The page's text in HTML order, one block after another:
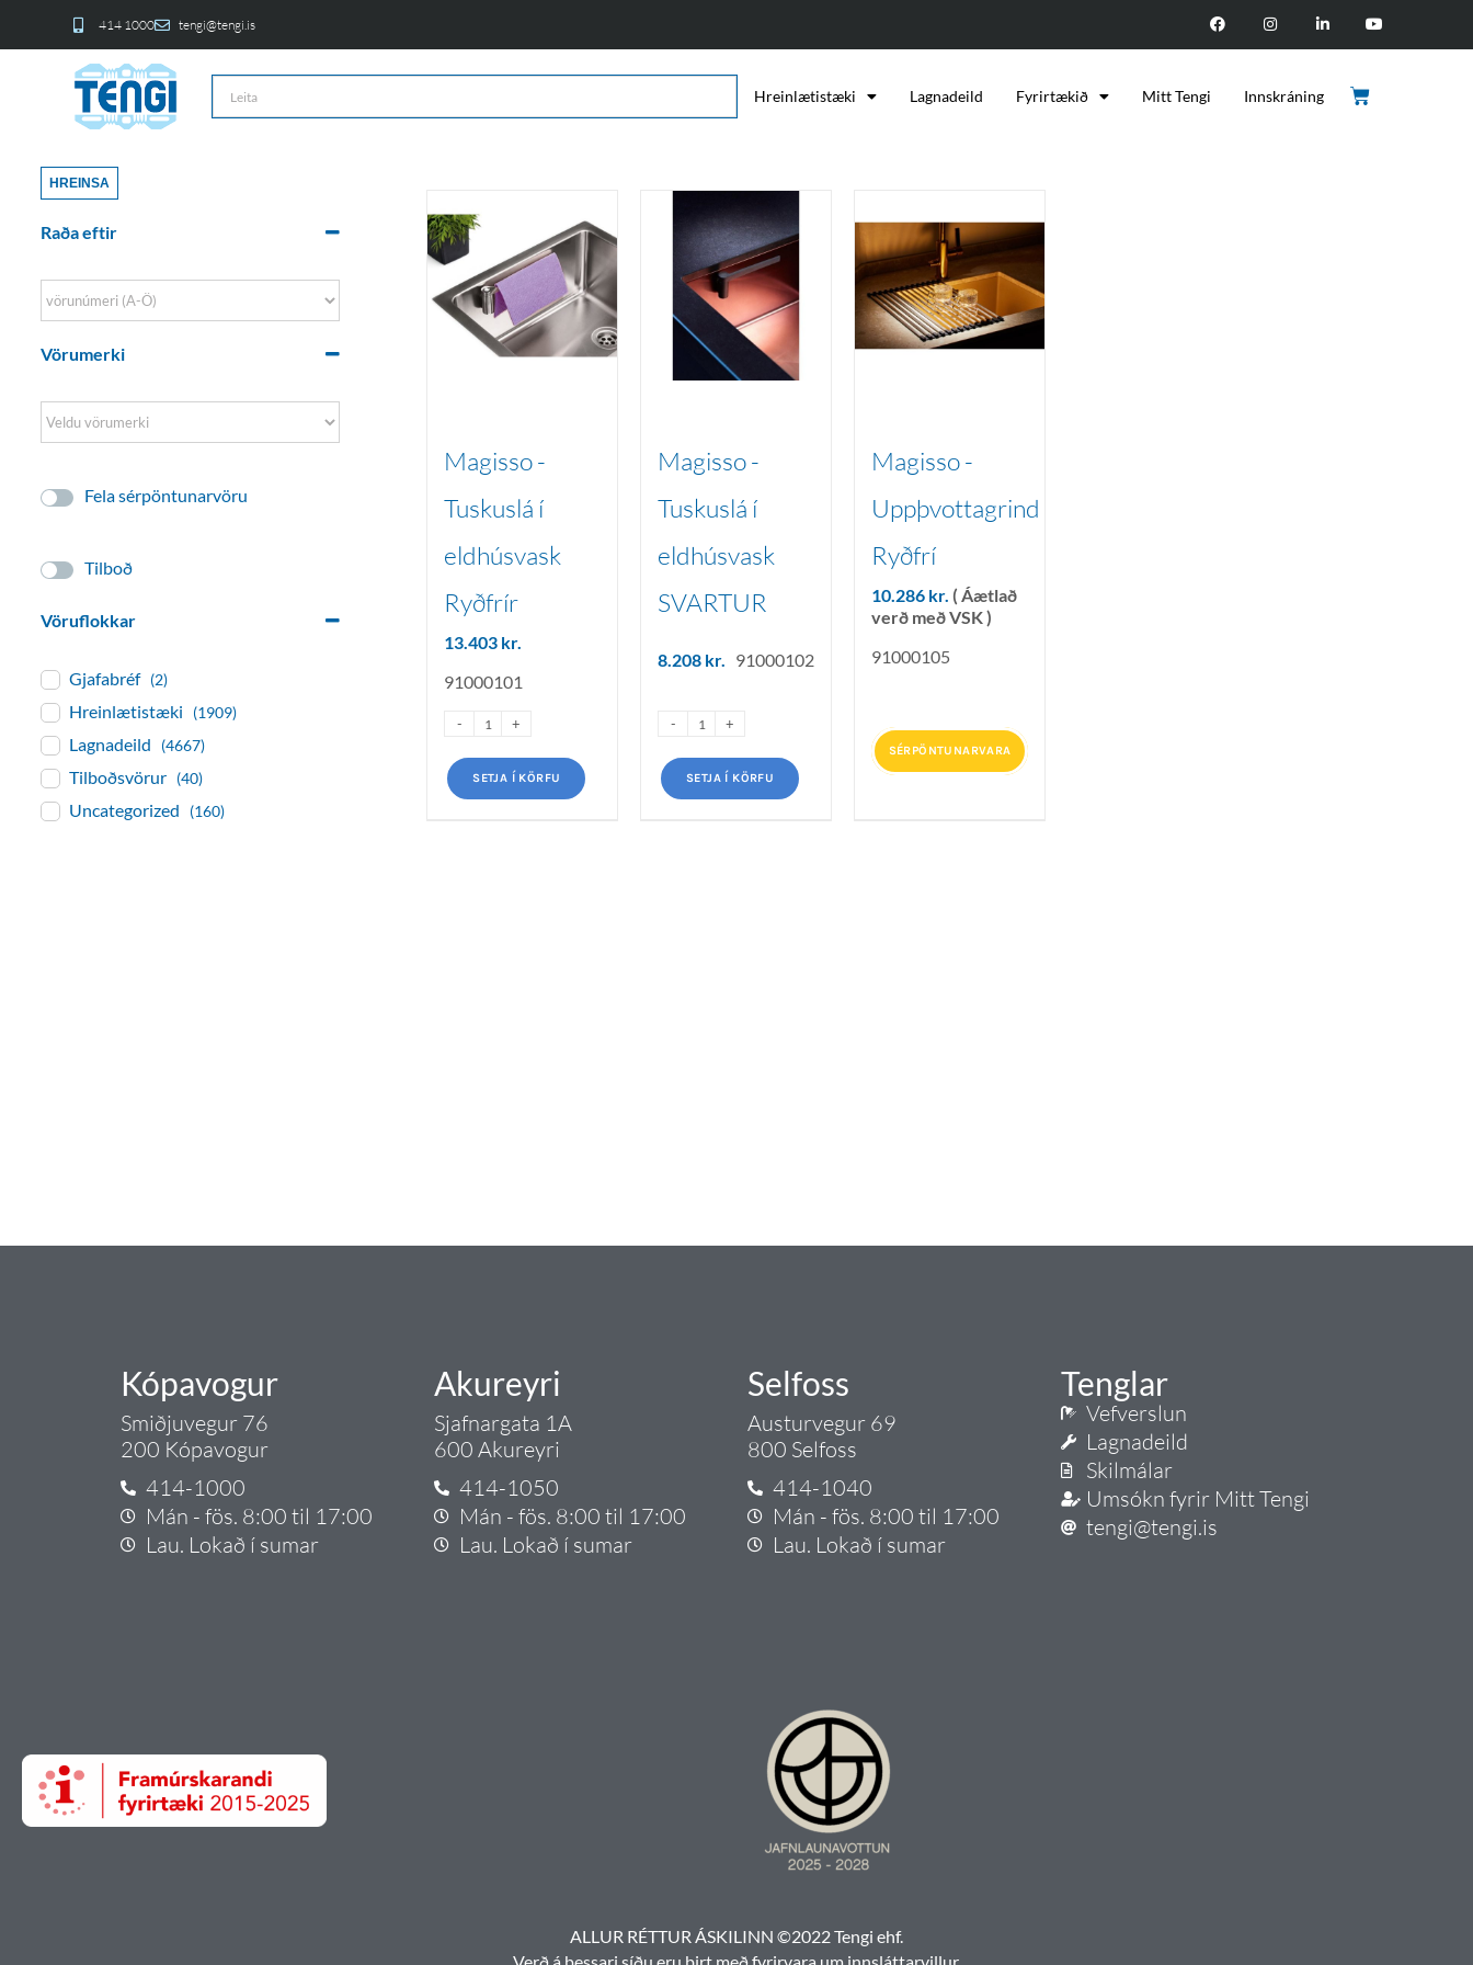
414 1000 tengi@tengi.is
Hreinlætistæki Lagnadeild Fyrirtækið Mitt Tengi Innskráning
Magisso -
Tuskuslá í
eldhúsvask
Ryðfrír
13.403 kr.
91000101
SETJA Í KÖRFU
Magisso -
Tuskuslá í
eldhúsvask
SVARTUR
8.208 kr. 91000102
SETJA Í KÖRFU
Magisso -
Uppþvottagrind
Ryðfrí
10.286 kr. ( Áætlað
verð með VSK )
91000105
SÉRPÖNTUNARVARA
HREINSA
Raða eftir
Sort Products
Vörumerki
Fela sérpöntunarvöru
Tilboð
Vöruflokkar
Gjafabréf (2)
Hreinlætistæki (1909)
Lagnadeild (4667)
Tilboðsvörur (40)
Uncategorized (160)
Kópavogur
Smiðjuvegur 76
200 Kópavogur
414-1000
Mán - fös. 8:00 til 17:00
Lau. Lokað í sumar
Akureyri
Sjafnargata 1A
600 Akureyri
414-1050
Mán - fös. 8:00 til 17:00
Lau. Lokað í sumar
Selfoss
Austurvegur 69
800 Selfoss
414-1040
Mán - fös. 8:00 til 17:00
Lau. Lokað í sumar
Tenglar
Vefverslun
Lagnadeild
Skilmálar
Umsókn fyrir Mitt Tengi
tengi@tengi.is
ALLUR RÉTTUR ÁSKILINN ©2022 Tengi ehf.